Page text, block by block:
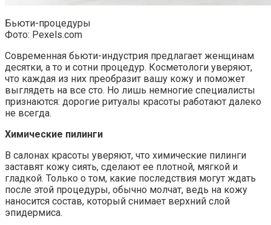
Бьюти-процедуры
Фото: Pexels.com
Современная бьюти-индустрия предлагает женщинам
десятки, а то и сотни процедур. Косметологи уверяют,
что каждая из них преобразит вашу кожу и поможет
выглядеть на все сто. Но лишь немногие специалисты
признаются: дорогие ритуалы красоты работают далеко
не всегда.
Химические пилинги
В салонах красоты уверяют, что химические пилинги
заставят кожу сиять, сделают ее плотной, мягкой и
гладкой. Только о том, какие последствия могут ждать
после этой процедуры, обычно молчат, ведь на кожу
наносится состав, который снимает верхний слой
эпидермиса.